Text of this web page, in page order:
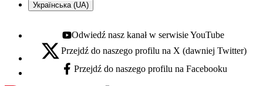
Українська (UA)
Youtube - otwiera się w nowej karcie
Odwiedź nasz kanał w serwisie YouTube
X - otwiera się w nowej karcie
Przejdź do naszego profilu na X (dawniej Twitter)
Facebook - otwiera się w nowej karcie
Przejdź do naszego profilu na Facebooku